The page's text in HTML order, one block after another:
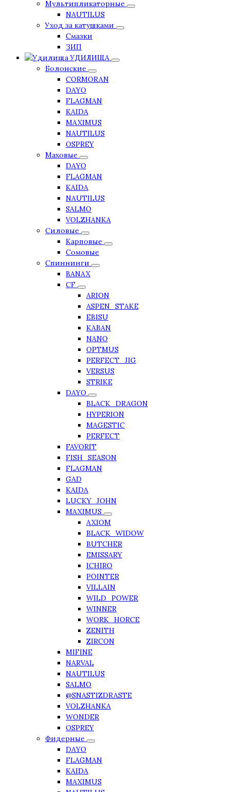
Мультипликаторные
NAUTILUS
Уход за катушками
Смазки
ЗИП
УДИЛИЩА
Болонские
CORMORAN
DAYO
FLAGMAN
KAIDA
MAXIMUS
NAUTILUS
OSPREY
Маховые
DAYO
FLAGMAN
KAIDA
NAUTILUS
SALMO
VOLZHANKA
Силовые
Карповые
Сомовые
Спиннинги
BANAX
CF
ARION
ASPEN_STAKE
EBISU
KABAN
NANO
OPTMUS
PERFECT_JIG
VERSUS
STRIKE
DAYO
BLACK_DRAGON
HYPERION
MAGESTIC
PERFECT
FAVORIT
FISH_SEASON
FLAGMAN
GAD
KAIDA
LUCKY_JOHN
MAXIMUS
AXIOM
BLACK_WIDOW
BUTCHER
EMISSARY
ICHIRO
POINTER
VILLAIN
WILD_POWER
WINNER
WORK_HORCE
ZENITH
ZIRCON
MIFINE
NARVAL
NAUTILUS
SALMO
@SNASTIZDRASTE
VOLZHANKA
WONDER
OSPREY
Фидерные
DAYO
FLAGMAN
KAIDA
MAXIMUS